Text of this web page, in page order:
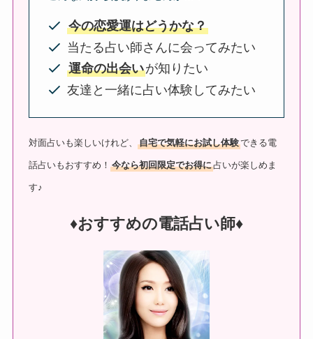
今の恋愛運はどうかな？
当たる占い師さんに会ってみたい
運命の出会いが知りたい
友達と一緒に占い体験してみたい
対面占いも楽しいけれど、自宅で気軽にお試し体験できる電
話占いもおすすめ！今なら初回限定でお得に占いが楽しめま
す♪
♦︎おすすめの電話占い師♦︎